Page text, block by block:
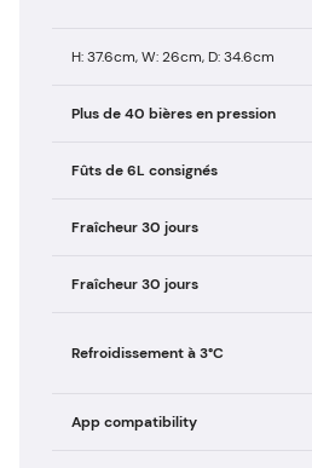
H: 37.6cm, W: 26cm, D: 34.6cm
Plus de 40 bières en pression
Fûts de 6L consignés
Fraîcheur 30 jours
Fraîcheur 30 jours
Refroidissement à 3°C
App compatibility